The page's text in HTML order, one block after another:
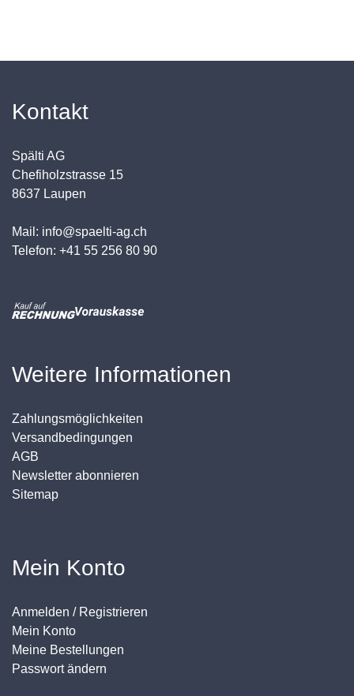
Kontakt
Spälti AG
Chefiholzstrasse 15
8637 Laupen
Mail: info@spaelti-ag.ch
Telefon: +41 55 256 80 90
Weitere Informationen
Zahlungsmöglichkeiten
Versandbedingungen
AGB
Newsletter abonnieren
Sitemap
Mein Konto
Anmelden / Registrieren
Mein Konto
Meine Bestellungen
Passwort ändern